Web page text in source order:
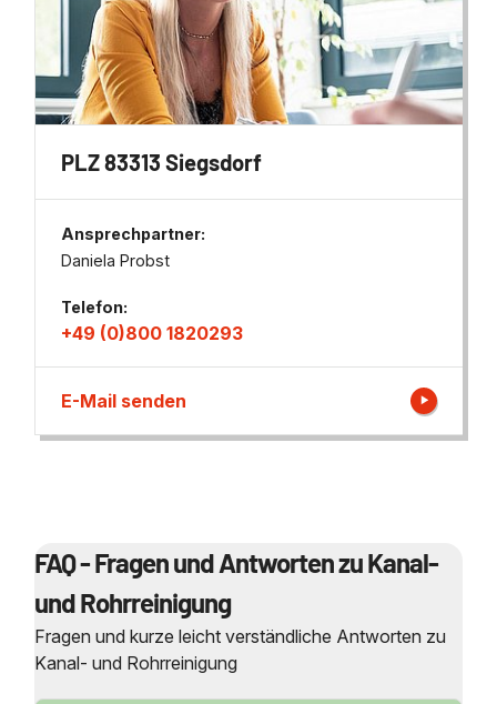
PLZ 83313 Siegsdorf
Ansprechpartner:
Daniela Probst
Telefon:
+49 (0)800 1820293
E-Mail senden
FAQ - Fragen und Antworten zu Kanal-
und Rohrreinigung
Fragen und kurze leicht verständliche Antworten zu
Kanal- und Rohrreinigung